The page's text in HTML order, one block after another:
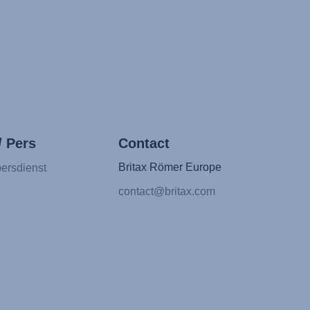
Pers Contact
Britax Römer Europe
contact@britax.com